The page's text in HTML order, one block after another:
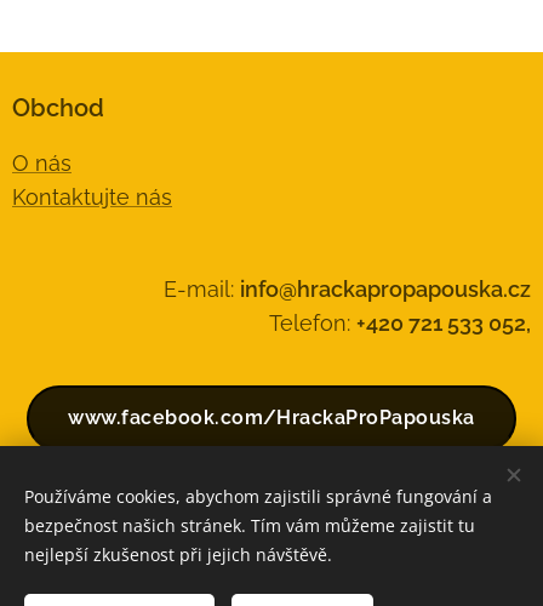
Obchod
O nás
Kontaktujte nás
E-mail: info@hrackapropapouska.cz
Telefon: +420 721 533 052,
www.facebook.com/HrackaProPapouska
Vytvořeno službouWebnode Cookies
Používáme cookies, abychom zajistili správné fungování a
bezpečnost našich stránek. Tím vám můžeme zajistit tu
nejlepší zkušenost při jejich návštěvě.